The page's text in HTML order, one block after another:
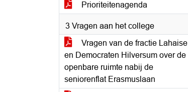
Prioriteitenagenda
3 Vragen aan het college
Vragen van de fractie Lahaise
en Democraten Hilversum over de
openbare ruimte nabij de
seniorenflat Erasmuslaan